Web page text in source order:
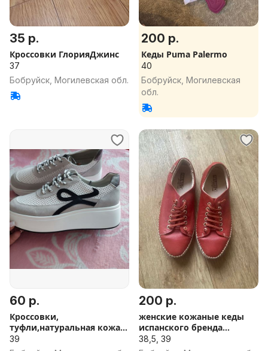
35 р.
Кроссовки ГлорияДжинс
37
Бобруйск, Могилевская обл.
200 р.
Кеды Puma Palermo
40
Бобруйск, Могилевская
обл.
60 р.
Кроссовки,
туфли,натуральная кожа.
Размер 39
39
200 р.
женские кожаные кеды
испанского бренда
Pikolinos
38,5, 39